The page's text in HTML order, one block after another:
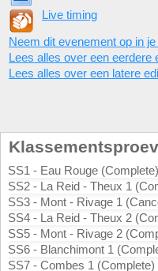
Live timing
Neem dit evenement op in
Lees alles over een eerdere
Lees alles over een latere
SS1 - Eau Rouge (Complete)
SS2 - La Reid - Theux 1
SS3 - Mont - Rivage 1
SS4 - La Reid - Theux 2
SS5 - Mont - Rivage 2
SS6 - Blanchimont 1
SS7 - Combes 1 (Complete)